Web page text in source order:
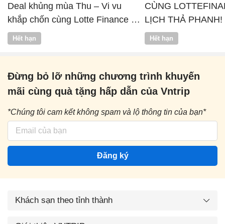
Deal khủng mùa Thu – Vi vu
khắp chốn cùng Lotte Finance x
Vntrip
Hết hạn
CÙNG
LỊCH THẢ PHANH!
Hết hạn
Đừng bỏ lỡ những chương trình khuyến
mãi cùng quà tặng hấp dẫn của Vntrip
*Chúng tôi cam kết không spam và lộ thông tin của bạn*
Đăng ký
Khách sạn theo tỉnh thành